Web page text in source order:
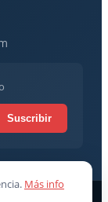
Suscribir
Más info